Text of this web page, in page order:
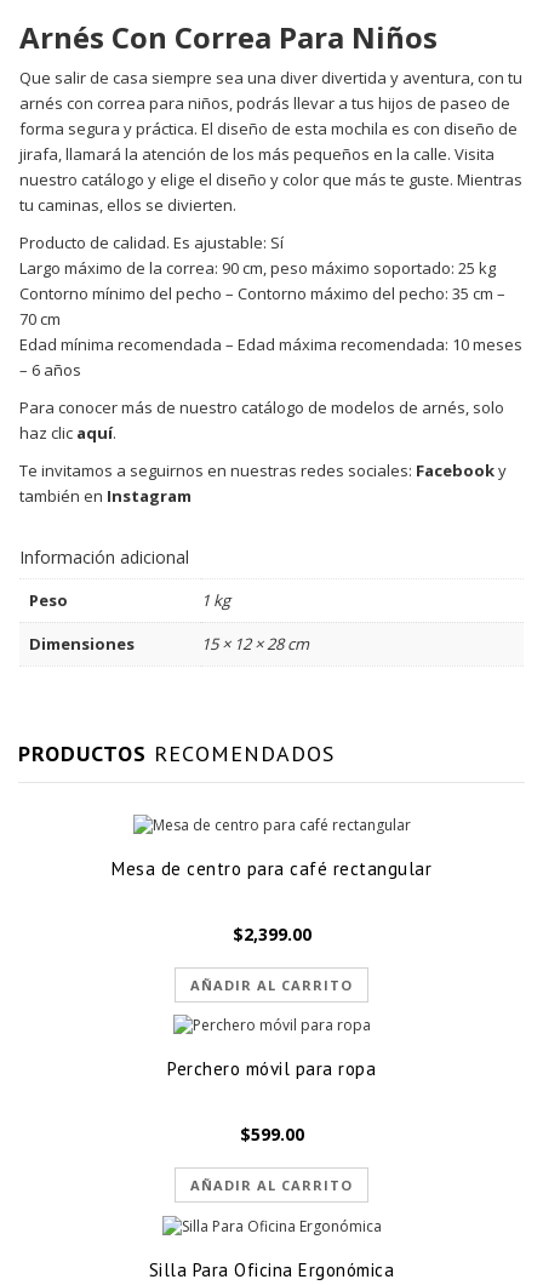
Arnés Con Correa Para Niños
Que salir de casa siempre sea una diver divertida y aventura, con tu
arnés con correa para niños, podrás llevar a tus hijos de paseo de
forma segura y práctica. El diseño de esta mochila es con diseño de
jirafa, llamará la atención de los más pequeños en la calle. Visita
nuestro catálogo y elige el diseño y color que más te guste. Mientras
tu caminas, ellos se divierten.
Producto de calidad. Es ajustable: Sí
Largo máximo de la correa: 90 cm, peso máximo soportado: 25 kg
Contorno mínimo del pecho – Contorno máximo del pecho: 35 cm –
70 cm
Edad mínima recomendada – Edad máxima recomendada: 10 meses
– 6 años
Para conocer más de nuestro catálogo de modelos de arnés, solo
haz clic aquí.
Te invitamos a seguirnos en nuestras redes sociales: Facebooky
también en Instagram
Información adicional
Peso
1 kg
Dimensiones
15 × 12 × 28 cm
PRODUCTOS RECOMENDADOS
Mesa de centro para café rectangular
$2,399.00
AÑADIR AL CARRITO
Perchero móvil para ropa
$599.00
AÑADIR AL CARRITO
Silla Para Oficina Ergonómica